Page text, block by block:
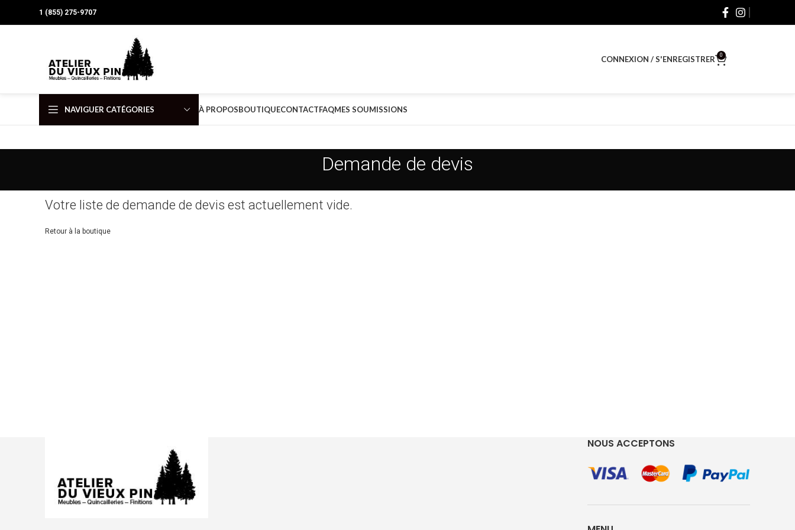
1 (855) 275-9707
CONNEXION / S'ENREGISTRER 0
NAVIGUER CATÉGORIES À PROPOSBOUTIQUECONTACTFAQMES SOUMISSIONS
Demande de devis
Votre liste de demande de devis est actuellement vide.
Retour à la boutique
NOUS ACCEPTONS